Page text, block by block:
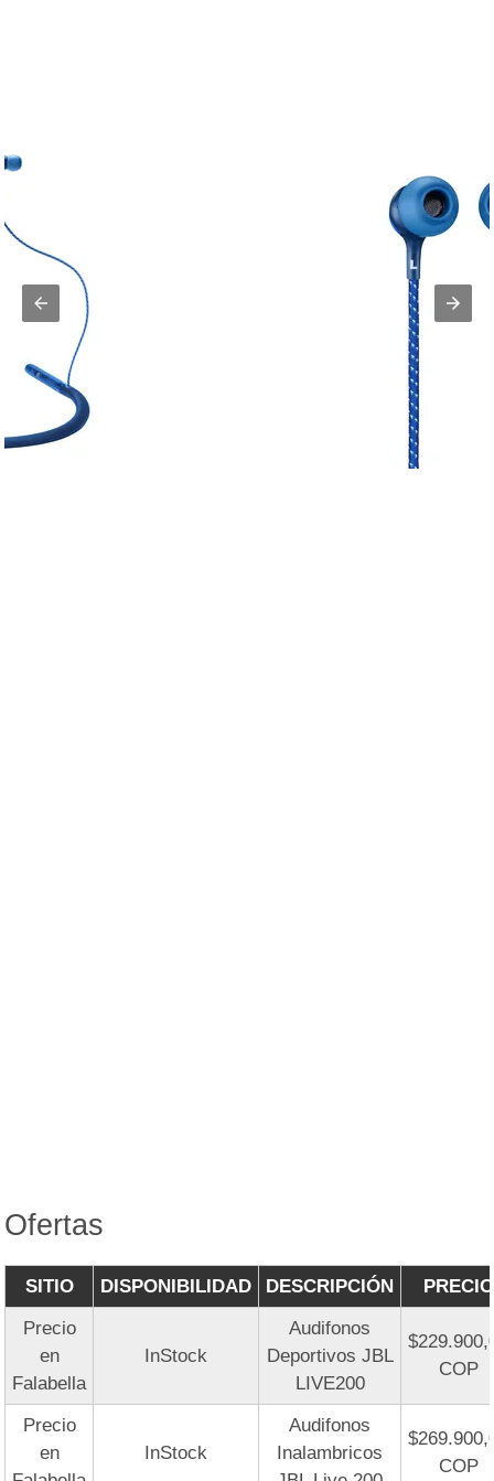
Ofertas
SITIO DISPONIBILIDAD DESCRIPCIÓN
PRECIO
Precio
en
Falabella
InStock
Audifonos
Deportivos JBL
LIVE200
COP
Precio
en
InStock
Audifonos
Inalambricos
COP